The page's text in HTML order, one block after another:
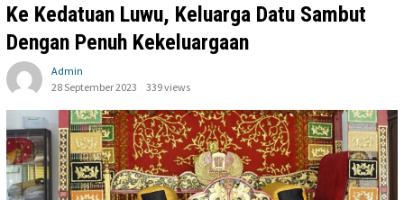
Ke Kedatuan Luwu, Keluarga Datu Sambut
Dengan Penuh Kekeluargaan
Admin
28 September 2023
339 views